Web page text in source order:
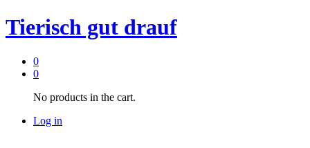
Tierisch gut drauf
0
0
No products in the cart.
Log in